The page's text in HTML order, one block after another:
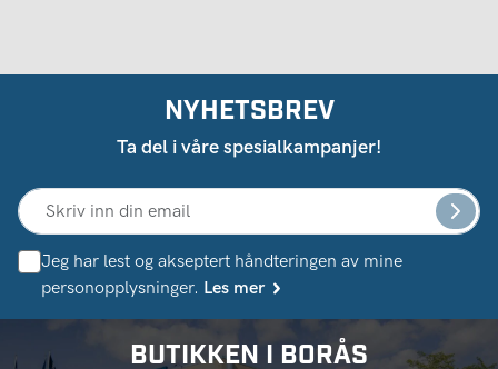
NYHETSBREV
Ta del i våre spesialkampanjer!
Jeg har lest og akseptert håndteringen av mine
personopplysninger. Les mer
BUTIKKEN I BORÅS